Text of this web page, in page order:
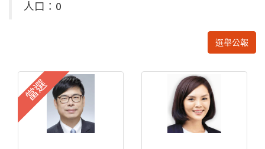
人口：0
選舉公報
當選